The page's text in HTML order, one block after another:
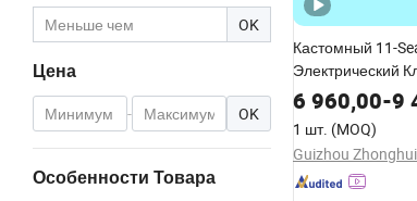
OK
Цена
- OK
Особенности Товара
Кастомный 11-
Электрический
Автомобиль для
Транспортное
6 960,00-9
1 шт. (MOQ)